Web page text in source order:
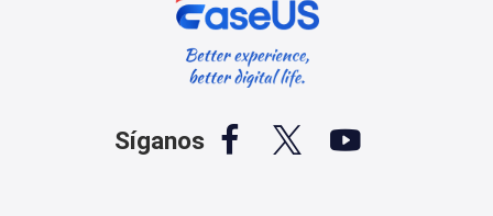
Síganos   